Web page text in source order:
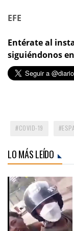
EFE
Entérate al
siguiéndonos
COVID-19
LO MÁS LEÍDO